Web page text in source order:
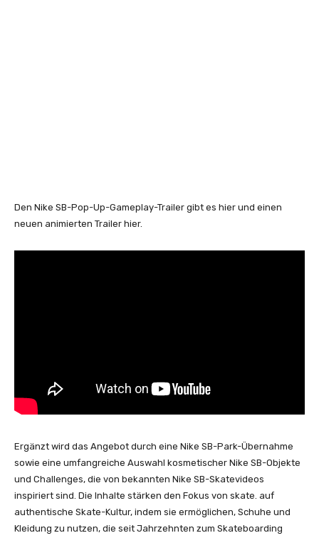
Den Nike SB-Pop-Up-Gameplay-Trailer gibt es hier und einen
neuen animierten Trailer hier.
Ergänzt wird das Angebot durch eine Nike SB-Park-Übernahme
sowie eine umfangreiche Auswahl kosmetischer Nike SB-Objekte
und Challenges, die von bekannten Nike SB-Skatevideos
inspiriert sind. Die Inhalte stärken den Fokus von skate. auf
authentische Skate-Kultur, indem sie ermöglichen, Schuhe und
Kleidung zu nutzen, die seit Jahrzehnten zum Skateboarding